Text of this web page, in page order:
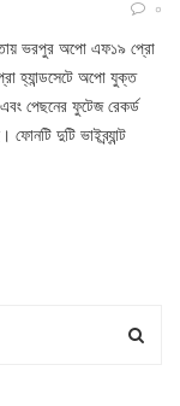
ভরপুর অপো এফ১৯ প্রো
হ্যান্ডসেটে অপো যুক্ত
পেছনের ফুটেজ রেকর্ড
দুটি ভাইব্র্যান্ট